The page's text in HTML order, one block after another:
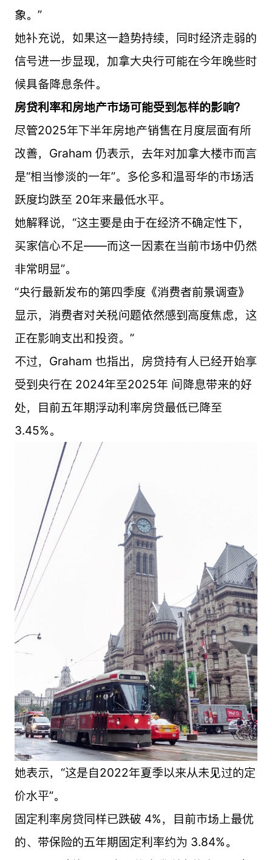
象。”
她补充说，如果这一趋势持续，同时经济走弱的
信号进一步显现，加拿大央行可能在今年晚些时
候具备降息条件。
房贷利率和房地产市场可能受到怎样的影响？
尽管2025年下半年房地产销售在月度层面有所
改善，Graham 仍表示，去年对加拿大楼市而言
是“相当惨淡的一年”。多伦多和温哥华的市场活
跃度均跌至 20年来最低水平。
她解释说，“这主要是由于在经济不确定性下，
买家信心不足——而这一因素在当前市场中仍然
非常明显”。
“央行最新发布的第四季度《消费者前景调查》
显示，消费者对关税问题依然感到高度焦虑，这
正在影响支出和投资。”
不过，Graham 也指出，房贷持有人已经开始享
受到央行在 2024年至2025年 间降息带来的好
处，目前五年期浮动利率房贷最低已降至
3.45%。
她表示，“这是自2022年夏季以来从未见过的定
价水平”。
固定利率房贷同样已跌破 4%，目前市场上最优
的、带保险的五年期固定利率约为 3.84%。